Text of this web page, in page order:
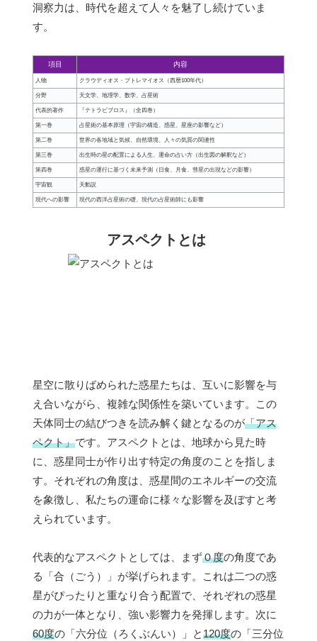
洞察力は、時代を超えて人々を魅了し続けていま
す。
項目 内容
人物 クラウディオス・プトレマイオス（西暦100年代）
分野 天文学、地理学、数学、占星術
代表的著作 『テトラビブロス』（全四巻）
第一巻 占星術の基本原理（宇宙の構造、惑星、星座の影響など）
第二巻 世界の各地域と気候、自然環境、人々の気質の関連性
第三巻 出生時の星の配置による人生、運命の占い方（出生図の解釈など）
第四巻 惑星の運行に基づく未来予測（日食、月食、彗星の出現などの影響）
宇宙観 天動説
現代への影響 現代の西洋占星術の礎、現代の占星術師にも影響
アスペクトとは
星空に散りばめられた惑星たちは、互いに影響を与
え合いながら、複雑な関係性を築いています。この
天体同士の結びつきを読み解く鍵となるのが「アス
ペクト」です。アスペクトとは、地球から見た時
に、惑星同士が作り出す特定の角度のことを指しま
す。それぞれの角度は、惑星間のエネルギーの交流
を象徴し、私たちの運命に様々な影響を及ぼすと考
えられています。
代表的なアスペクトとしては、まず０度の角度であ
る「合（ごう）」が挙げられます。これは二つの惑
星がぴったりと重なり合う配置で、それぞれの惑星
の力が一体となり、強い影響力を発揮します。次に
60度の「六分位（ろくぶんい）」と120度の「三分位